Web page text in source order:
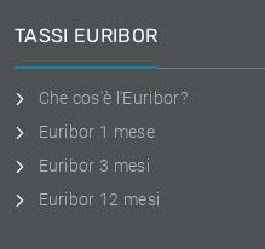
TASSI EURIBOR
Che cos'è l'Euribor?
Euribor 1 mese
Euribor 3 mesi
Euribor 12 mesi